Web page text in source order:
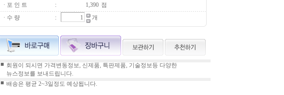
· 포 인 트
:
점
· 수 량
: 개
■ 회원이 되시면 가격변동정보, 신제품, 특판제품, 기술정보등 다양한
뉴스정보를 보내드립니다.
■ 배송은 평균 2~3일정도 예상됩니다.